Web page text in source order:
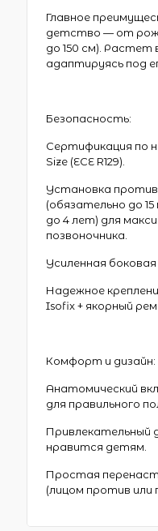
Главное
детство — от
до 150 см). Растет
адаптируясь под
Безопасность:
Сертификация по
Size (ECE R129).
Установка
(обязательно до
до 4 лет) для
позвоночника.
Усиленная
Надежное
Isofix + якорный
Комфорт и дизайн:
Анатомический
для правильного
Привлекательный
нравится детям.
Простая
(лицом против или